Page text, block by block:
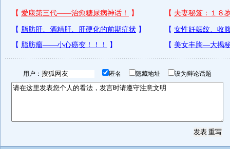
用户： 匿名 隐藏地址 设为辩论话题